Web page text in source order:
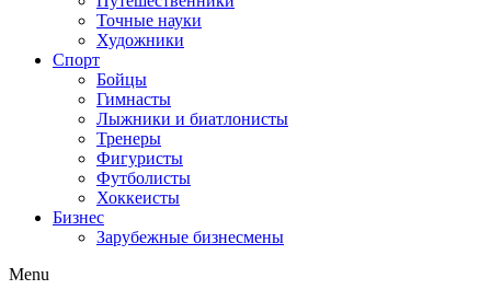
Точные науки
Художники
Спорт
Бойцы
Гимнасты
Лыжники и биатлонисты
Тренеры
Фигуристы
Футболисты
Хоккеисты
Бизнес
Зарубежные бизнесмены
Menu